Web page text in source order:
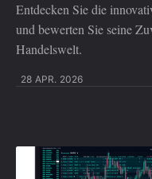
Entdecken Sie die
und bewerten Sie seine
Handelswelt.
28 APR. 2026